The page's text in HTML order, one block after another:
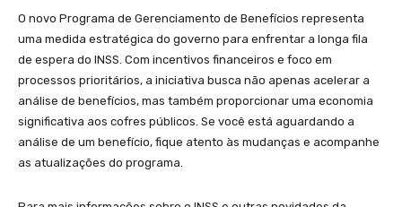
O novo Programa de Gerenciamento de Benefícios representa
uma medida estratégica do governo para enfrentar a longa fila
de espera do INSS. Com incentivos financeiros e foco em
processos prioritários, a iniciativa busca não apenas acelerar a
análise de benefícios, mas também proporcionar uma economia
significativa aos cofres públicos. Se você está aguardando a
análise de um benefício, fique atento às mudanças e acompanhe
as atualizações do programa.